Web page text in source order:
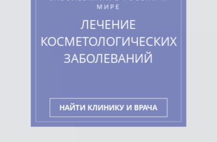
МИРЕ
ЛЕЧЕНИЕ
КОСМЕТОЛОГИЧЕСКИХ
ЗАБОЛЕВАНИЙ
НАЙТИ КЛИНИКУ И ВРАЧА